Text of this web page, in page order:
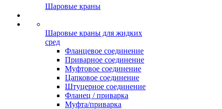
Шаровые краны
Шаровые краны для жидких
сред
Фланцевое соединение
Приварное соединение
Муфтовое соединение
Цапковое соединение
Штуцерное соединение
Фланец / приварка
Муфта/приварка